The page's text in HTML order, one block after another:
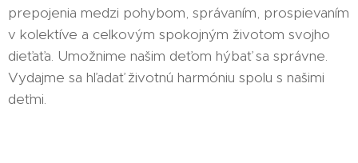
prepojenia medzi pohybom, správaním, prospievaním
v kolektíve a celkovým spokojným životom svojho
dieťaťa. Umožnime našim deťom hýbať sa správne.
Vydajme sa hľadať životnú harmóniu spolu s našimi
deťmi.